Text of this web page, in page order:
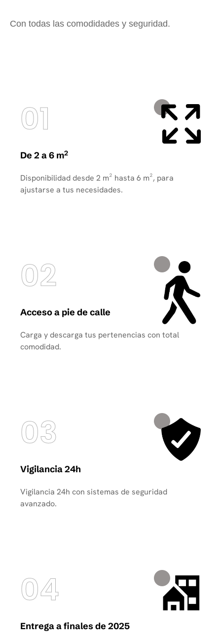
Con todas las comodidades y seguridad.
01
De 2 a 6 m2
Disponibilidad desde 2 m² hasta 6 m², para
ajustarse a tus necesidades.
02
Acceso a pie de calle
Carga y descarga tus pertenencias con total
comodidad.
03
Vigilancia 24h
Vigilancia 24h con sistemas de seguridad
avanzado.
04
Entrega a finales de 2025